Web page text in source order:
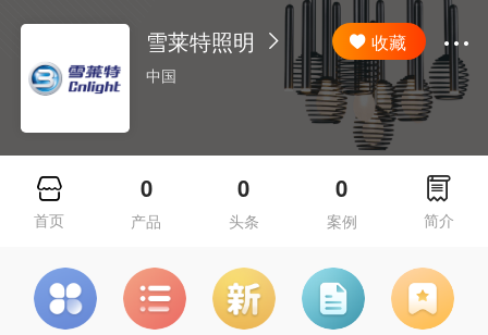
雪莱特照明
中国
收藏
首页
0
产品
0
头条
0
案例 简介